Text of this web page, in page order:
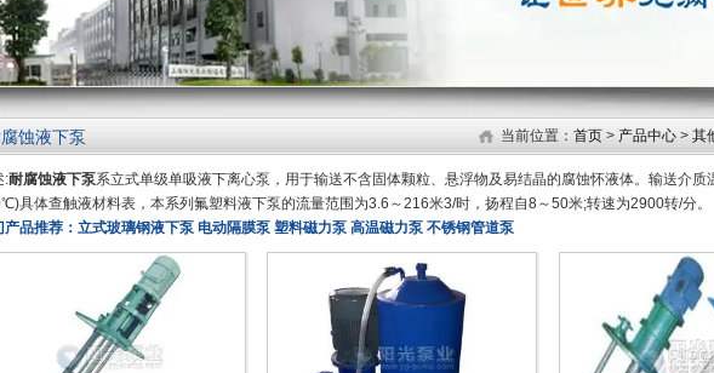
蚀液下泵 当前位置： 首页 > 产品中心 > 其
:耐腐蚀液下泵系立式单级单吸液下离心泵，用于输送不含固体颗粒、悬浮物及易结晶的腐蚀怀液体。输送介
具体查触液材料表，本系列氟塑料液下泵的流量范围为3.6～216米3/时，扬程自8～50米;转速为2900转/分。
产品推荐 ： 立式玻璃钢液下泵 电动隔膜泵 塑料磁力泵 高温磁力泵 不锈钢管道泵